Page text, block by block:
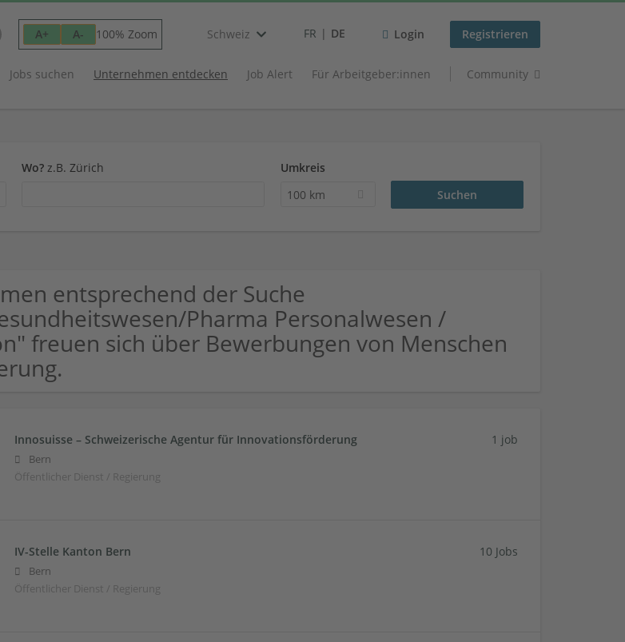
A+ A- 100% Zoom Schweiz FR DE Login Registrieren
Jobs suchen Unternehmen entdecken Job Alert Für Arbeitgeber:innen Community
Wo? z.B. Zürich
Umkreis
100 km
entsprechend der Suche
Pharma Personalwesen /
freuen sich über Bewerbungen von Menschen
Innosuisse – Schweizerische Agentur für Innovationsförderung
Bern
Öffentlicher Dienst / Regierung
1 job
IV-Stelle Kanton Bern
Bern
Öffentlicher Dienst / Regierung
10 Jobs